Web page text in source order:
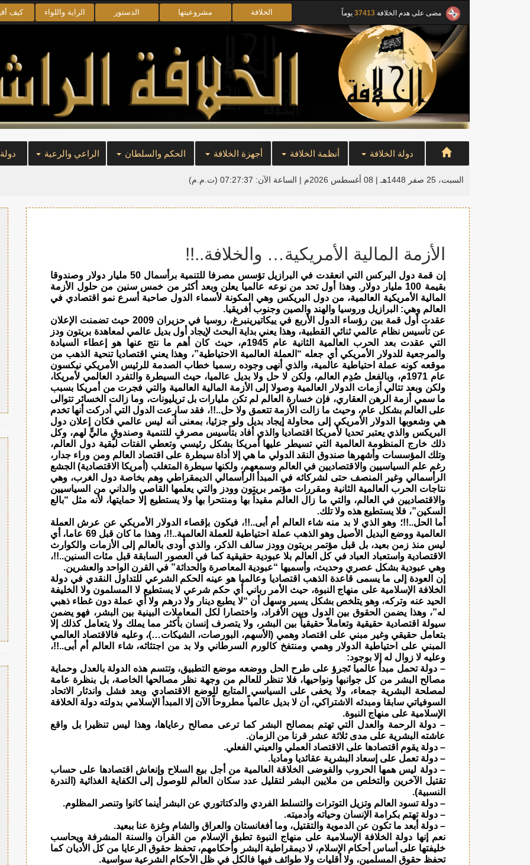
مضى على هدم الخلافة 37413 يوماً الخلافة مشروعيتها الدستور الراية واللواء كيف
دولة الخلافة أنظمة الخلافة أجهزة الخلافة الحكم والسلطان الراعي والرعية
السبت، 25 صفر 1448هـ | 08 أغسطس 2026م | الساعة الآن: 07:27:37 (ت.م.م)
الأزمة المالية الأمريكية… والخلافة..!!
إن قمة دول البركس التي انعقدت في البرازيل تؤسس مصرفا للتنمية برأسمال 50 مليار دولار وصندوقا
بقيمة 100 مليار دولار. وهذا أول تحد من نوعه عالميا يعلن وبعد أكثر من خمس سنين من حلول الأزمة
المالية الأمريكية العالمية، من دول البريكس وهي المكونة لأسماء الدول صاحبة أسرع نمو اقتصادي في
العالم وهي: البرازيل وروسيا والهند والصين وجنوب أفريقيا.
عقدت أول قمة بين رؤساء الدول الأربع في ييكاتيرينبرغ، روسيا في حزيران 2009 حيث تضمنت الإعلان
عن تأسيس نظام عالمي ثنائي القطبية، وهذا يعني بداية البحث لإيجاد أول بديل عالمي لمعاهدة بريتون ودز
التي عقدت بعد الحرب العالمية الثانية عام 1945م، حيث كان أهم ما نتج عنها هو إعطاء السيادة
والمرجعية للدولار الأمريكي أي جعله “العملة العالمية الاحتياطية”، وهذا يعني اقتصاديا تنحية الذهب من
موقعه كونه عملة احتياطية عالمية، والذي أنهى وجوده رسميا خطاب الصدمة للرئيس الأمريكي نيكسون
عام 1971م، وبالفعل صُدِم العالم، ولكن لا حل ولا بديل عالميا، حيث السيطرة والتفرد العالمي لأمريكا،
ولكن وبعد تتالي أزمات الدولار العالمية وصولا إلى الأزمة المالية العالمية والتي فجرت من أمريكا بسبب
ما سمي أزمة الرهن العقاري، فإن خسارة العالم لم تكن مليارات بل تريليونات، وما زالت الخسائر تتوالى
على العالم بشكل عام، وحيث ما زالت الأزمة تتعمق ولا حل..!!، فقد سارعت الدول التي أدركت أنها تخدم
هي وشعوبها الدولار الأمريكي إلى محاولة إيجاد بديل ولو جزئيا، بمعنى أنه ليس عالمي فكان إعلان دول
البريكس والذي يعتبر تحديا لأمريكا اقتصاديا والذي أفاد بتأسيس مصرفٍ للتنمية وصندوقٍ ماليٍّ لهم، وكل
ذلك خارج المنظومة العالمية التي تسيطر عليها أمريكا بشكل رئيسي وتعطي الفتات لبقية دول العالم،
وتلك المؤسسات وأشهرها صندوق النقد الدولي ما هي إلا أداة سيطرة على اقتصاد العالم ومن وراء جدار،
رغم علم السياسيين والاقتصاديين في العالم وسمعهم، ولكنها سيطرة المتغلب (أمريكا الاقتصادية) الجشع
الرأسمالي وغير المنصف حتى لشركائه في المبدأ الرأسمالي الديمقراطي وهم بخاصة دول الغرب، وهي
نتاجات الحرب العالمية الثانية ومقررات مؤتمر بريتون وودز والتي يعلمها القاصي والداني من السياسيين
والاقتصاديين في العالم، والتي ما زال العالم مقيداً بها ومنتحرا بها ولا يستطيع إلا حمايتها، لأنه مثل “بالع
السكين”، فلا يستطيع هذه ولا تلك.
أما الحل..!!؛ وهو الذي لا بد منه شاء العالم أم أبى..!!، فيكون بإقصاء الدولار الأمريكي عن عرش العملة
العالمية ووضع البديل الأصيل وهو الذهب عملة احتياطية للعملة العالمية..!!، وهذا ما كان قبل 69 عاما، أي
ليس منذ زمن بعيد، بل قبل مؤتمر بريتون وودز سالف الذكر، والذي أودى بالعالم إلى الأزمات والكوارث
الاقتصادية واستعباد العباد في كل العالم بلا عبودية حقيقية كما في العصور السابقة قبل مئات السنين..!!،
وهي عبودية بشكل عصري وحديث، وأسميها “عبودية المعاصرة والحداثة” في القرن الواحد والعشرين.
إن العودة إلى ما يسمى قاعدة الذهب اقتصاديا وعالميا هو عينه الحكم الشرعي للتداول النقدي في دولة
الخلافة الإسلامية على منهاج النبوة، حيث الأمر رباني أي حكم شرعي لا يستطيع لا المسلمون ولا الخليفة
الحيد عنه وتركه، وهو يتلخص بشكل يسير وسهل أن “لا يطبع دينار ولا درهم ولا أي عملة دون غطاء ذهبي
له”، وهذا يضمن الحقوق بين الدول وبين الأفراد، واختصارا لكل المعاملات البينية بين البشر، فهو يضمن
سيولة اقتصادية حقيقية وتعاملاً حقيقياً بين البشر، ولا يتصرف إنسان بأكثر مما يملك ولا يتعامل كذلك إلا
بتعامل حقيقي وغير مبني على اقتصاد وهمي (الأسهم، البورصات، الشيكات…)، وعليه فالاقتصاد العالمي
المبني على احتياطية الدولار وهمي ومنتفخ كالورم السرطاني ولا بد من اجتثاثه، شاء العالم أم أبى..!!،
وعليه لا زوال له إلا بوجود:
– دولة تحمل مبدأ عالميا تَجرؤ على طرح الحل ووضعه موضع التطبيق، وتتسم هذه الدولة بالعدل وحماية
مصالح البشر من كل جوانبها ونواحيها، فلا تنظر للعالم من وجهة نظر مصالحها الخاصة، بل بنظرة عامة
لمصلحة البشرية جمعاء، ولا يخفى على السياسي المتابع للوضع الاقتصادي وبعد فشل واندثار الاتحاد
السوفياتي سابقا ومبدئه الاشتراكي، أن لا بديل عالمياً مطروحاً الآن إلا المبدأ الإسلامي بدولته دولة الخلافة
الإسلامية على منهاج النبوة.
– دولة الرحمة والعدل التي تهتم بمصالح البشر كما ترعى مصالح رعاياها، وهذا ليس تنظيرا بل واقع
عاشته البشرية على مدى ثلاثة عشر قرنا من الزمان.
– دولة يقوم اقتصادها على الاقتصاد العملي والعيني الفعلي.
– دولة تعمل على إسعاد البشرية عقائديا وماديا.
– دولة ليس همها الحروب والفوضى الخلاقة العالمية من أجل بيع السلاح وإنعاش اقتصادها على حساب
تقتيل الآخرين والتخلص من ملايين البشر لتقليل عدد سكان العالم للوصول إلى الكفاية الغذائية (الندرة
النسبية).
– دولة تسود العالم وتزيل التوترات والتسلط الفردي والدكتاتوري عن البشر أينما كانوا وتنصر المظلوم.
– دولة تهتم بكرامة الإنسان وحياته وآدميته.
– دولة أبعد ما تكون عن الدموية والتقتيل، وما أفغانستان والعراق والشام وغزة عنا ببعيد.
نعم إنها دولة الخلافة الإسلامية على منهاج النبوة تطبق الإسلام من القرآن والسنة المشرفة ويحاسب
خليفتها على أساس أحكام الإسلام، لا ديمقراطية البشر وأحكامهم، تحفظ حقوق الرعايا من كل الأديان كما
تحفظ حقوق المسلمين، ولا أقليات ولا طوائف فيها فالكل في ظل الأحكام الشرعية سواسية.